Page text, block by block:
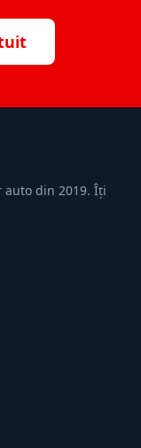
din 2019. Îți